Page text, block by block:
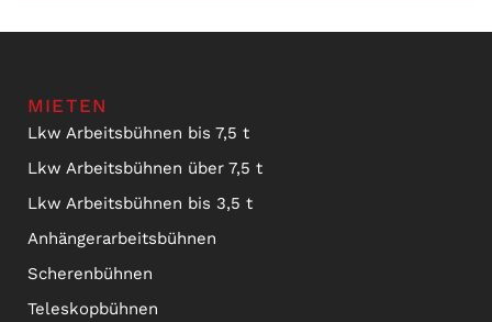
MIETEN
Lkw Arbeitsbühnen bis 7,5 t
Lkw Arbeitsbühnen über 7,5 t
Lkw Arbeitsbühnen bis 3,5 t
Anhängerarbeitsbühnen
Scherenbühnen
Teleskopbühnen